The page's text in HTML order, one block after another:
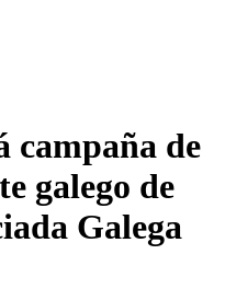
campaña de
galego de
Galega